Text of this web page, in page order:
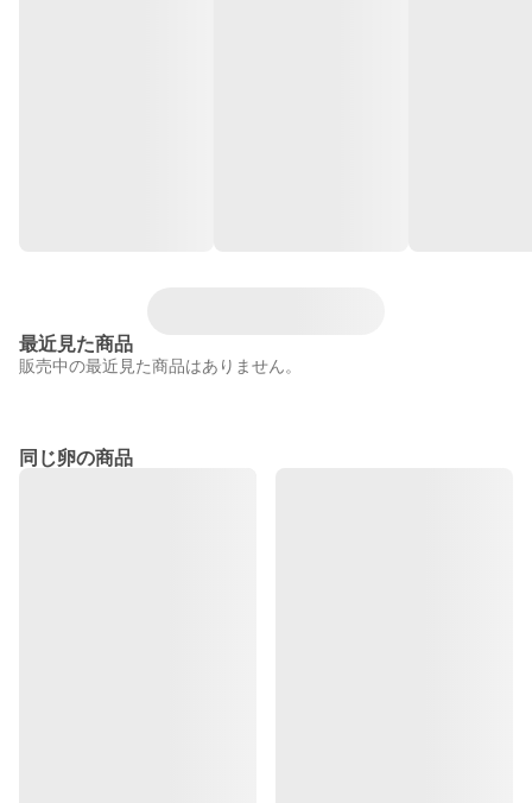
最近見た商品
販売中の最近見た商品はありません。
同じ卵の商品